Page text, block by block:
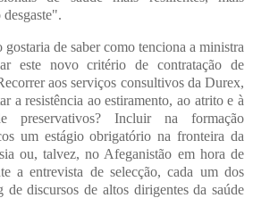
desgaste".
de saber como tenciona a ministra
este novo critério de contratação de
aos serviços consultivos da Durex,
a resistência ao estiramento, ao atrito e à
preservativos? Incluir na formação
um estágio obrigatório na fronteira da
ou, talvez, no Afeganistão em hora de
a entrevista de selecção, cada um dos
discursos de altos dirigentes da saúde